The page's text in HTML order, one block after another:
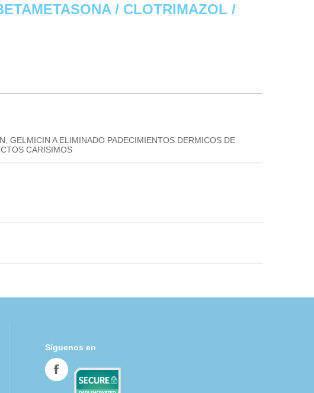
/ CLOTRIMAZOL /
GELMICIN A ELIMINADO PADECIMIENTOS DERMICOS DE
CARISIMOS
Síguenos en